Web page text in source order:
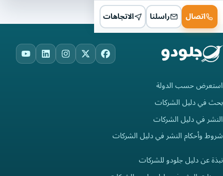
اتصال راسلنا الاتجاهات
Facebook
X
Instagram
LinkedIn
استعرض حسب الدولة
بحث في دليل الشركات
النشر في دليل الشركات
شروط وأحكام النشر في دليل الشركات
نبذة عن دليل جلودو للشركات